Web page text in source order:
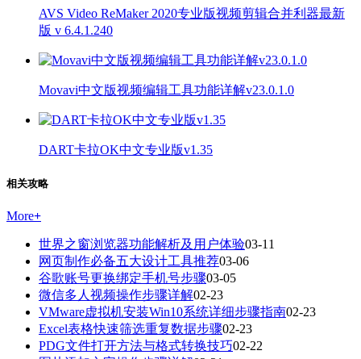
AVS Video ReMaker 2020专业版视频剪辑合并利器最新
版 v 6.4.1.240
Movavi中文版视频编辑工具功能详解v23.0.1.0
DART卡拉OK中文专业版v1.35
相关攻略
More+
世界之窗浏览器功能解析及用户体验03-11
网页制作必备五大设计工具推荐03-06
谷歌账号更换绑定手机号步骤03-05
微信多人视频操作步骤详解02-23
VMware虚拟机安装Win10系统详细步骤指南02-23
Excel表格快速筛选重复数据步骤02-23
PDG文件打开方法与格式转换技巧02-22